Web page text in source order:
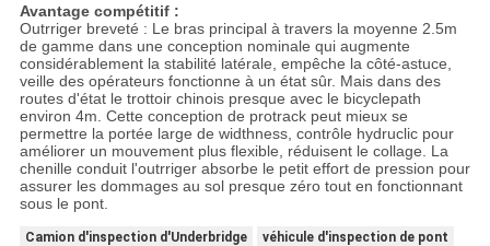
Avantage compétitif :
Outrriger breveté : Le bras principal à travers la moyenne 2.5m
de gamme dans une conception nominale qui augmente
considérablement la stabilité latérale, empêche la côté-astuce,
veille des opérateurs fonctionne à un état sûr. Mais dans des
routes d'état le trottoir chinois presque avec le bicyclepath
environ 4m. Cette conception de protrack peut mieux se
permettre la portée large de widthness, contrôle hydruclic pour
améliorer un mouvement plus flexible, réduisent le collage. La
chenille conduit l'outrriger absorbe le petit effort de pression pour
assurer les dommages au sol presque zéro tout en fonctionnant
sous le pont.
Camion d'inspection d'Underbridge
véhicule d'inspection de pont